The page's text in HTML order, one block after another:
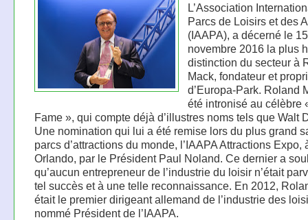
L’Association
Parcs de Loisirs et des
(IAAPA), a décerné le 15
novembre 2016 la plus
distinction du secteur à
Mack, fondateur et
d’Europa-Park. Roland
été intronisé au célèbre
Fame », qui compte déjà d’illustres noms tels que Walt
Une nomination qui lui a été remise lors du plus grand
parcs d’attractions du monde, l’IAAPA Attractions Expo,
Orlando, par le Président Paul Noland. Ce dernier a
qu’aucun entrepreneur de l’industrie du loisir n’était
tel succès et à une telle reconnaissance. En 2012,
était le premier dirigeant allemand de l’industrie des
nommé Président de l’IAAPA.